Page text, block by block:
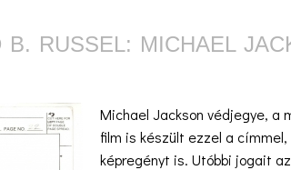
RUSSEL: MICHAEL
Michael Jackson védjegye, a
film is készült ezzel a
képregényt is. Utóbbi jogait